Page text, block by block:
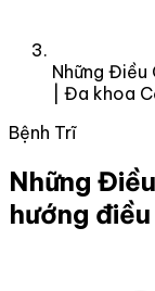
Những Điều
| Đa khoa
Bệnh Trĩ
Những
hướng